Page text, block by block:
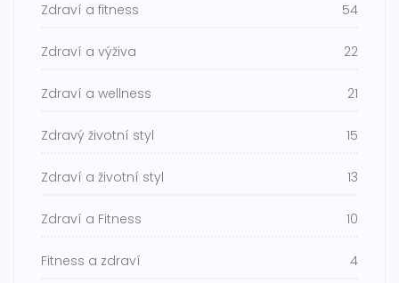
Zdraví a fitness 54
Zdraví a výživa 22
Zdraví a wellness 21
Zdravý životní styl 15
Zdraví a životní styl 13
Zdraví a Fitness 10
Fitness a zdraví 4